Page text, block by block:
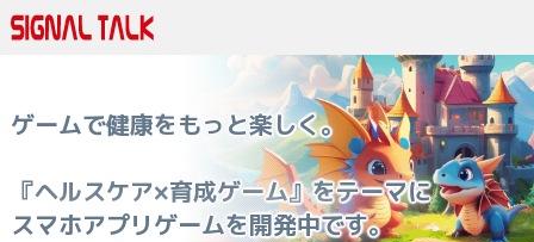
ゲームで健康をもっと楽しく。
『ヘルスケア×育成ゲーム』をテーマに
スマホアプリゲームを開発中です。